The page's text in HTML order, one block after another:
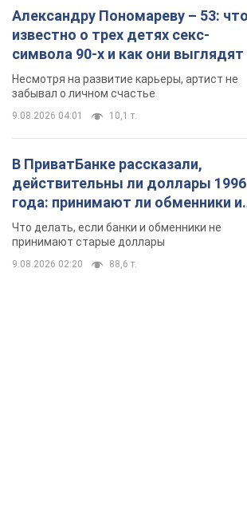
действительны ли доллары 1996
года: принимают ли обменники и
банки такие купюры
принимают старые доллары